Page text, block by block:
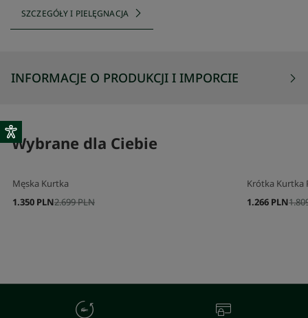
SZCZEGÓŁY I PIELĘGNACJA
INFORMACJE O PRODUKCJI I IMPORCIE
Wybrane dla Ciebie
Męska Kurtka
2.699 PLN
1.350 PLN
Krótka Kurtka
1.266 PLN